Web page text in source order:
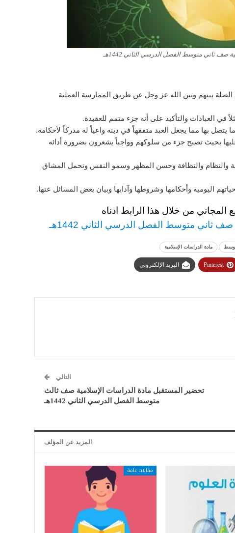
ثاني متوسط الفصل الدرسي الثاني 1442هـ
بينهم وبين الله عز وجل عن طريق الممارسة العملية
في العبادات والتأكيد على أنه جزء متمم للعقيدة.
بها مما يجعل العبد متفقهاً في دينه واعياً له مدركاً لأحكامه.
بحيث تصبح جزء من سلوكهم وواجباً يشعرون بضرورة أدائه
والنظام والنظافة وحسن المظهر وسمو النفس وتحمل المشاق
اليومية وأحكامها وشروطها وآدابها وبيان بعض المسائل عنها.
المجاني من خلال هذا الرابط ادناه
ثاني متوسط الفصل الدرسي الثاني 1442هـ
مادة الدراسات الإسلامية
Pinterest البريد الإلكتروني
التالي
تحضير المستقبل مادة الدراسات الإسلامية صف ثالث
متوسط الفصل الدرسي الثاني 1442هـ
المزيد عن المؤلف
مقالات عامة